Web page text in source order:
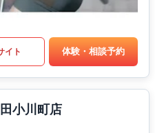
イト 体験・相談予約
小川町店